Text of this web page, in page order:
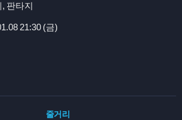
판타지
21:30 (금)
줄거리